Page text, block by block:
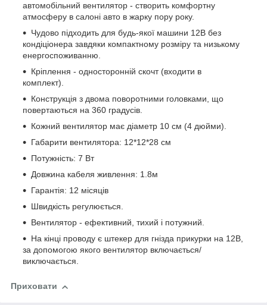
автомобільний вентилятор - створить комфортну
атмосферу в салоні авто в жарку пору року.
Чудово підходить для будь-якої машини 12В без
кондіціонера завдяки компактному розміру та низькому
енергоспоживанню.
Кріплення - односторонній скочт (входити в
комплект).
Конструкція з двома поворотними головками, що
повертаються на 360 градусів.
Кожний вентилятор має діаметр 10 см (4 дюйми).
Габарити вентилятора: 12*12*28 см
Потужність: 7 Вт
Довжина кабеля живлення: 1.8м
Гарантія: 12 місяців
Швидкість регулюється.
Вентилятор - ефективний, тихий і потужний.
На кінці проводу є штекер для гнізда прикурки на 12В,
за допомогою якого вентилятор включається/
виключається.
Приховати